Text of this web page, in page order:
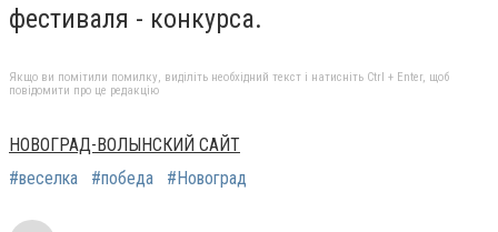
фестиваля - конкурса.
Якщо ви помітили помилку, виділіть необхідний текст і натисніть Ctrl + Enter, щоб
повідомити про це редакцію
НОВОГРАД-ВОЛЫНСКИЙ САЙТ
#веселка
#победа #Новоград